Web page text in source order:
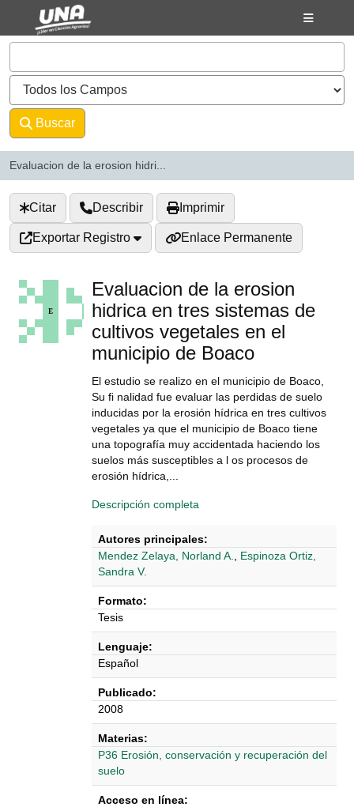
Saltar al contenido
VuFind
Buscar
Evaluacion de la erosion hidri...
Citar Describir Imprimir
Exportar Registro Enlace Permanente
Evaluacion de la erosion
hidrica en tres sistemas de
cultivos vegetales en el
municipio de Boaco
El estudio se realizo en el municipio de Boaco,
Su fi nalidad fue evaluar las perdidas de suelo
inducidas por la erosión hídrica en tres cultivos
vegetales ya que el municipio de Boaco tiene
una topografía muy accidentada haciendo los
suelos más susceptibles a l os procesos de
erosión hídrica,...
Descripción completa
Autores principales:
Mendez Zelaya, Norland A.
Espinoza Ortiz,
Sandra V.
Formato:
Tesis
Lenguaje:
Español
Publicado:
2008
Materias:
P36 Erosión, conservación y recuperación del
suelo
Acceso en línea: